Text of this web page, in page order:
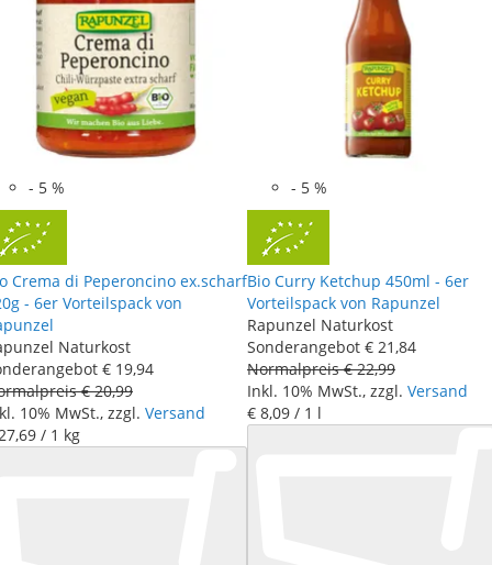
- 5 %
Crema di Peperoncino ex.scharf
- 6er Vorteilspack von
Naturkost
€ 19,94
€ 20,99
10% MwSt., zzgl. Versand
,69 / 1 kg
- 5 %
Bio Curry Ketchup 450ml - 6er
Vorteilspack von Rapunzel
Rapunzel Naturkost
Sonderangebot € 21,84
Normalpreis € 22,99
Inkl. 10% MwSt., zzgl. Versand
€ 8,09 / 1 l